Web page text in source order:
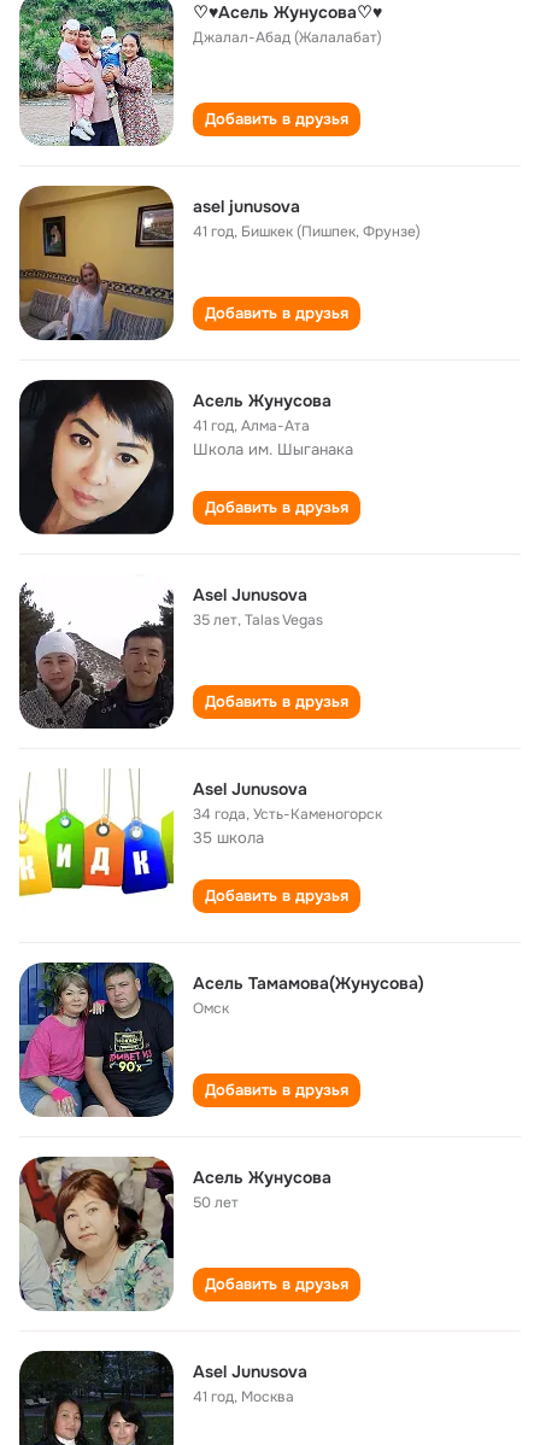
♡♥Асель Жунусова♡♥
Джалал-Абад (Жалалабат)
Добавить в друзья
asel junusova
41 год, Бишкек (Пишпек, Фрунзе)
Добавить в друзья
Асель Жунусова
41 год,Алма-Ата
Школа им. Шыганака
Добавить в друзья
Asel Junusova
35 лет,Talas Vegas
Добавить в друзья
Asel Junusova
34 года,Усть-Каменогорск
35 школа
Добавить в друзья
Асель Тамамова(Жунусова)
Омск
Добавить в друзья
Асель Жунусова
50 лет
Добавить в друзья
Asel Junusova
41 год, Москва